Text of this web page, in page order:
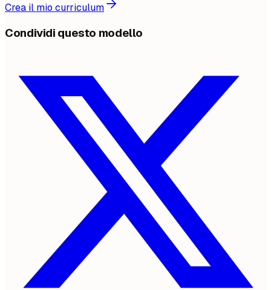
Crea il mio curriculum
Condividi questo modello